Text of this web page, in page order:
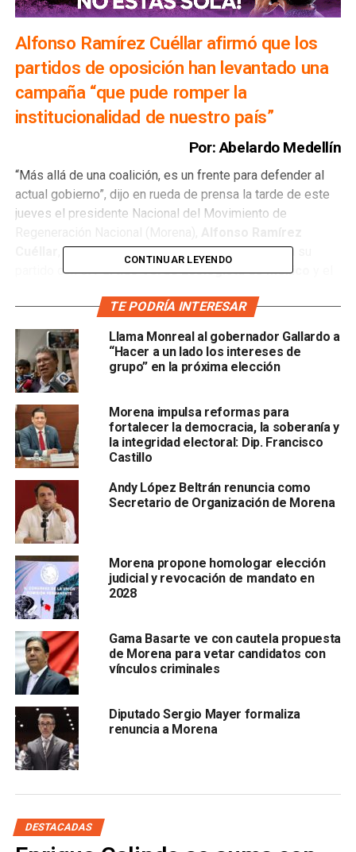
Alfonso Ramírez Cuéllar afirmó que los
partidos de oposición han levantado una
campaña “que pude romper la
institucionalidad de nuestro país”
Por: Abelardo Medellín
“Más allá de una coalición, es un frente para defender al
actual gobierno”, dijo en rueda de prensa la tarde de este
jueves el presidente Nacional del Movimiento de
, al respecto de la nueva coalición que hará su
partido con elPartido Verde Ecologista de México
dicha coalición era necesaria en la actualidad debido a que
“desde distintos sectores, de distintos gobiernos locales
y líderes de partidos de oposición,
nuestro país
“En el fondo lo que encontramos es una especie de
imparcialidad de nuestros organismos calificadores de los
procesos electorales”, dijo Ramírez Cuéllar, quien explicó
que la intención de los bloques opositores es que hubiera
hecho que calificó como inaceptable.
“Esta reunión es una reunión para mostrar un
respaldo absoluto al presidente de la República”,
historia conjunta del Movimiento de Regeneración
Nacional con el Partido del Trabajo, además de que los
dos partidos ya mencionados, han sostenido en la
CONTINUAR LEYENDO
TE PODRÍA INTERESAR
Llama Monreal al gobernador Gallardo a
“Hacer a un lado los intereses de
grupo” en la próxima elección
Morena impulsa reformas para
fortalecer la democracia, la soberanía y
la integridad electoral: Dip. Francisco
Castillo
Andy López Beltrán renuncia como
Secretario de Organización de Morena
Morena propone homologar elección
judicial y revocación de mandato en
2028
Gama Basarte ve con cautela propuesta
de Morena para vetar candidatos con
vínculos criminales
Diputado Sergio Mayer formaliza
renuncia a Morena
DESTACADAS